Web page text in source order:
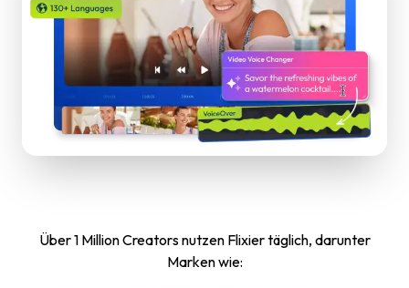
Über 1 Million Creators nutzen Flixier täglich, darunter
Marken wie: